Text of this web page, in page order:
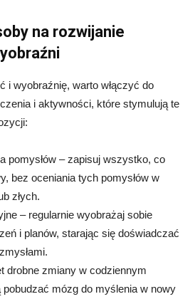
na rozwijanie
i wyobraźnię, warto włączyć do
i aktywności, które stymulują te
pomysłów – zapisuj wszystko, co
bez oceniania tych pomysłów w
złych.
– regularnie wyobrażaj sobie
i planów, starając się doświadczać
drobne zmiany w codziennym
pobudzać mózg do myślenia w nowy